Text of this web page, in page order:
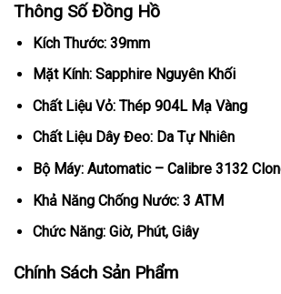
Thông Số Đồng Hồ
Kích Thước: 39mm
Mặt Kính: Sapphire Nguyên Khối
Chất Liệu Vỏ: Thép 904L Mạ Vàng
Chất Liệu Dây Đeo: Da Tự Nhiên
Bộ Máy: Automatic – Calibre 3132
Khả Năng Chống Nước: 3 ATM
Chức Năng: Giờ, Phút, Giây
Chính Sách Sản Phẩm